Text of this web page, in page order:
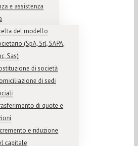
e assistenza
del modello
(SpA, Srl, SAPA,
Sas)
di società
di sedi
di quote e
e riduzione
capitale